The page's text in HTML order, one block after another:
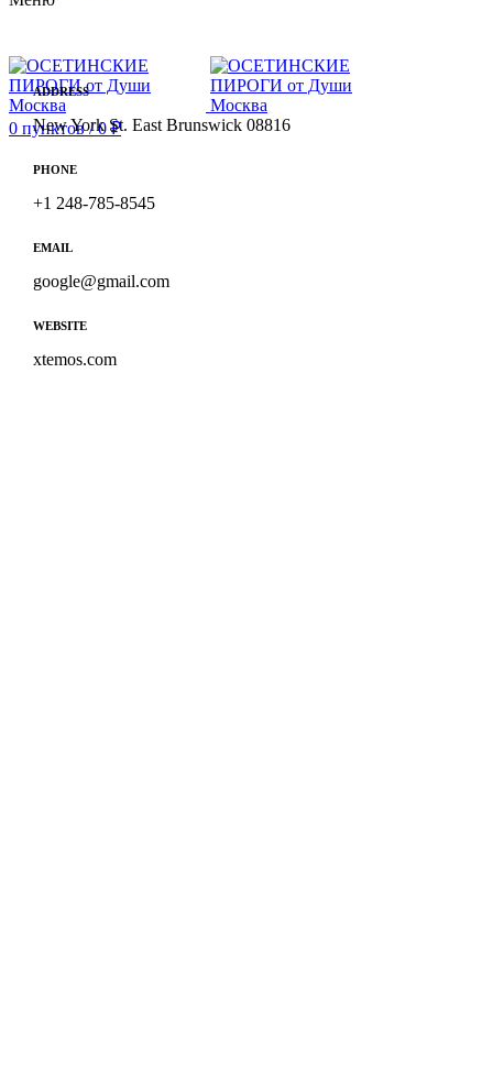
0 пунктов / 0₽
ADDRESS
New York St. East Brunswick 08816
PHONE
+1 248-785-8545
EMAIL
google@gmail.com
WEBSITE
xtemos.com